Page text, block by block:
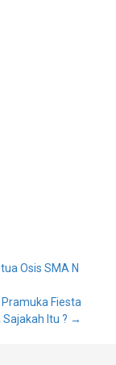
Osis SMA N
Fiesta
Itu ? →